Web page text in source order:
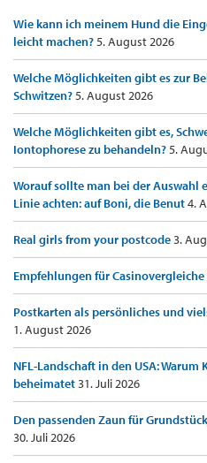
Wie kann ich meinem Hund die
leicht machen?5. August 2026
Welche Möglichkeiten gibt es zur
Schwitzen?5. August 2026
Welche Möglichkeiten gibt es,
Iontophorese zu behandeln?5.
Worauf sollte man bei der
Linie achten: auf Boni, die Benut4.
Real girls from your postcode3.
Empfehlungen für Casinovergleiche
Postkarten als persönliches und
1. August 2026
NFL-Landschaft in den USA:
beheimatet31. Juli 2026
Den passenden Zaun für
30. Juli 2026